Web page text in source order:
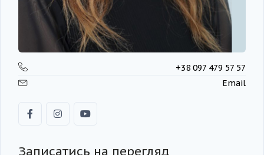
+38 097 479 57 57
Email
Записатись на перегляд